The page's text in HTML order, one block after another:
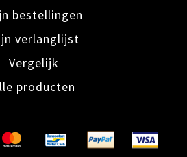
bestellingen
verlanglijst
Vergelijk
producten